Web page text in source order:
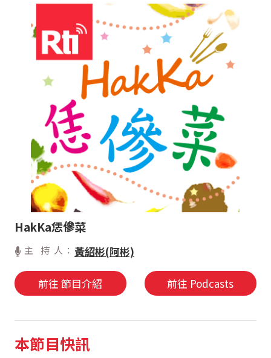
HakKa恁傪菜
主 持 人： 黃紹彬(阿彬)
前往 節目介紹 前往 Podcasts
本節目快訊